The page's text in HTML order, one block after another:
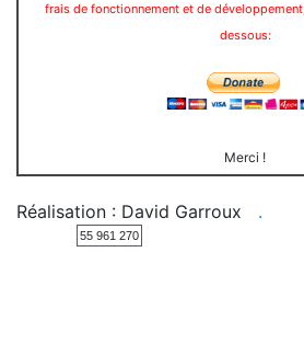
frais de fonctionnement et de
dessous:
Merci !
Réalisation : David Garroux .
55 961 270